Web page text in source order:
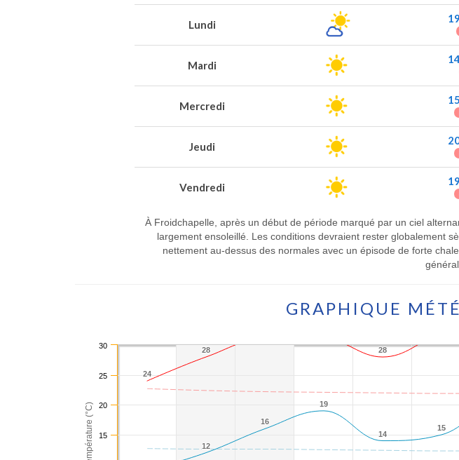
Lundi
Mardi
Mercredi
Jeudi
Vendredi
À Froidchapelle, après un début de période marqué par un ciel
largement ensoleillé. Les conditions devraient rester globalement
nettement au-dessus des normales avec un épisode de forte
GRAPHIQUE
Température (°C)
24
24
28
28 28
28
12
12
16
16
19
19
14
14
15
15
15
20
25
30